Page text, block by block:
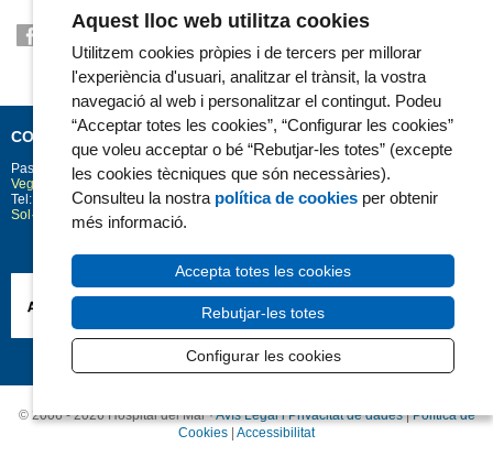
CONTACTE
Passeig Marítim 25-29 Barcelona 08003
Vegeu la situació a Google Maps
Tel: 93 248 30 00 · Fax: 93 248 32 54
Sol·licitud d'informació
© 2006 - 2026 Hospital del Mar ·Avís Legal i Privacitat de dades|Política de
Cookies Accessibilitat
Aquest lloc web utilitza cookies
Utilitzem cookies pròpies i de tercers per millorar
l'experiència d'usuari, analitzar el trànsit, la vostra
navegació al web i personalitzar el contingut. Podeu
“Acceptar totes les cookies”, “Configurar les cookies”
que voleu acceptar o bé “Rebutjar-les totes” (excepte
les cookies tècniques que són necessàries).
Consulteu la nostra política de cookies per obtenir
més informació.
Accepta totes les cookies
Rebutjar-les totes
Configurar les cookies